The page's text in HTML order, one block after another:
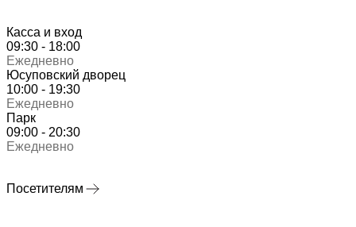
Касса и вход
09:30 - 18:00
Ежедневно
Юсуповский дворец
10:00 - 19:30
Ежедневно
Парк
09:00 - 20:30
Ежедневно
Посетителям